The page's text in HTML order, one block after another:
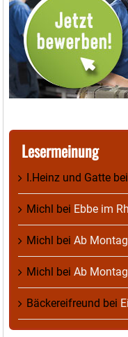
Lesermeinung
I.Heinz und Gatte bei
Michl bei Ebbe im
Michl bei Ab
Michl bei Ab
Bäckereifreund bei